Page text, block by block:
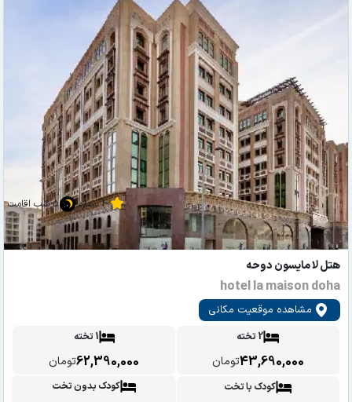
هتل لا مایسون دوحه
hotel la maison doha
مشاهده موقعیت مکانی
4 ستاره 5 شب اقامت
2 تخته
43,690,000تومان
1 تخته
62,390,000تومان
کودک با تخت کودک بدون تخت